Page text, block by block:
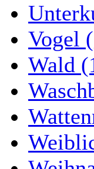
Vogel
Wald